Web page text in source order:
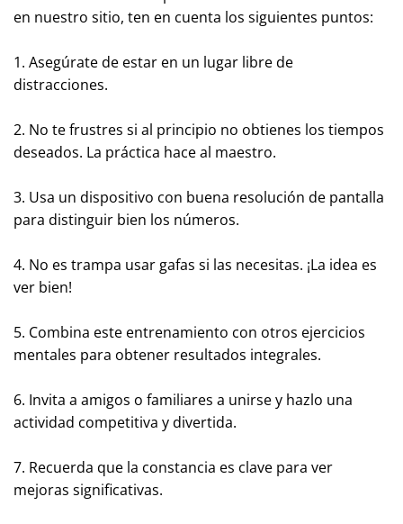
en nuestro sitio, ten en cuenta los siguientes puntos:
1. Asegúrate de estar en un lugar libre de
distracciones.
2. No te frustres si al principio no obtienes los tiempos
deseados. La práctica hace al maestro.
3. Usa un dispositivo con buena resolución de pantalla
para distinguir bien los números.
4. No es trampa usar gafas si las necesitas. ¡La idea es
ver bien!
5. Combina este entrenamiento con otros ejercicios
mentales para obtener resultados integrales.
6. Invita a amigos o familiares a unirse y hazlo una
actividad competitiva y divertida.
7. Recuerda que la constancia es clave para ver
mejoras significativas.